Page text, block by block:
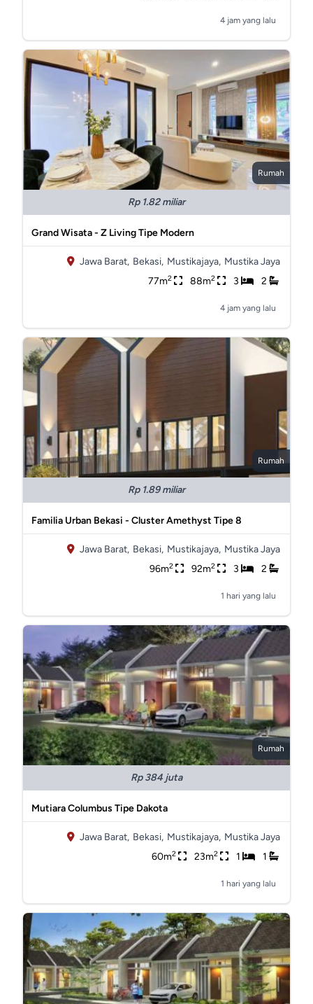
4 jam yang lalu
Rumah
Rp 1.82 miliar
Grand Wisata - Z Living Tipe Modern
Jawa Barat, Bekasi, Mustikajaya, Mustika Jaya
77m2 88m2 3 2
4 jam yang lalu
Rumah
Rp 1.89 miliar
Familia Urban Bekasi - Cluster Amethyst Tipe 8
Jawa Barat, Bekasi, Mustikajaya, Mustika Jaya
96m2 92m2 3 2
1 hari yang lalu
Rumah
Rp 384 juta
Mutiara Columbus Tipe Dakota
Jawa Barat, Bekasi, Mustikajaya, Mustika Jaya
60m2 23m2 1 1
1 hari yang lalu